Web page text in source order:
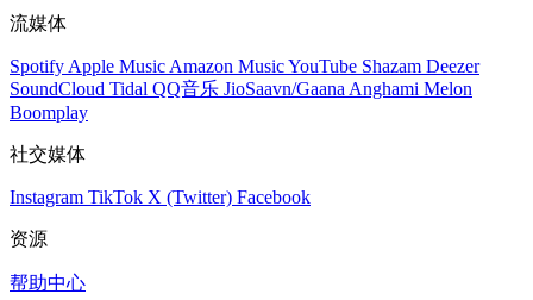
流媒体
Spotify Apple Music Amazon MusicYouTube Shazam Deezer
SoundCloud Tidal QQ音乐 JioSaavn/Gaana Anghami Melon
Boomplay
社交媒体
Instagram TikTok X (Twitter) Facebook
资源
帮助中心